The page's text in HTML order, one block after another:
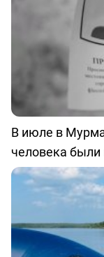
В июле в
человека